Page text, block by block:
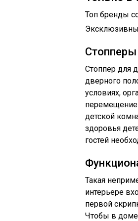
Топ бренды
Стопперы
Стоппер для
дверного
условиях,
детской
здоровья
гостей
Такая
интерьере
первой
Чтобы в доме